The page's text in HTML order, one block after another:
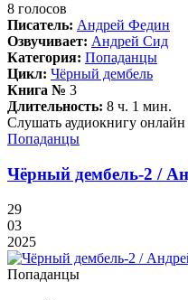
8 голосов
Писатель: Андрей Федин
Озвучивает: Андрей Сид
Категория: Попаданцы
Цикл: Чёрный дембель
Книга № 3
Длительность: 8 ч. 1 мин.
Слушать аудиокнигу онлайн
Попаданцы
Чёрный дембель-2 /
29
03
2025
Попаданцы